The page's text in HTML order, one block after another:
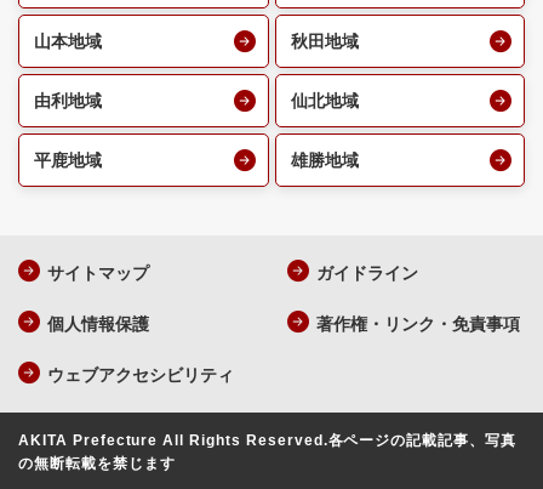
山本地域 秋田地域
由利地域 仙北地域
平鹿地域 雄勝地域
サイトマップ ガイドライン
個人情報保護 著作権・リンク・免責事項
ウェブアクセシビリティ
AKITA Prefecture All Rights Reserved.各ページの記載記事、写真
の無断転載を禁じます